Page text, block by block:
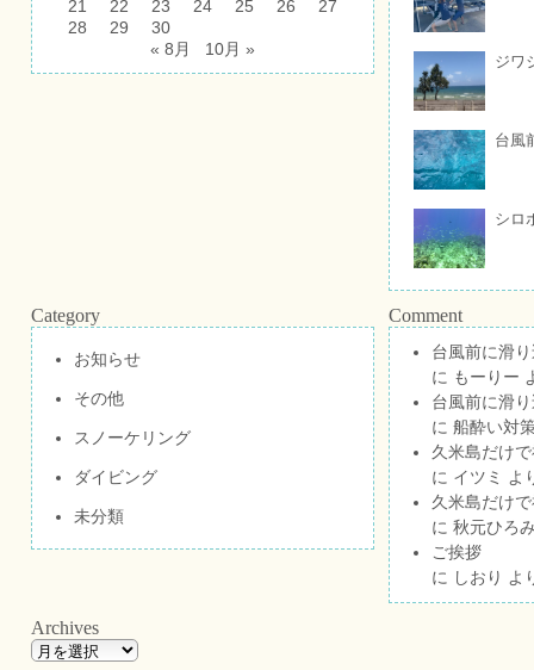
21 22 23 24 25 26
27
28
29
30
« 8月
10月 »
ジワ
台風
シロ
Category
お知らせ
その他
スノーケリング
ダイビング
未分類
Comment
台風前に滑
に もーりー
台風前に滑
に 船酔い対
久米島だけ
に イツミ よ
久米島だけ
に 秋元ひろ
ご挨拶
に しおり よ
Archives